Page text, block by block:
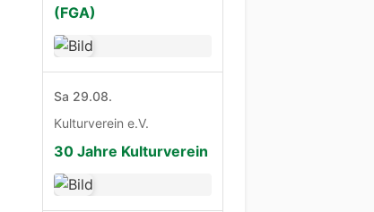
(FGA)
Sa 29.08.
Kulturverein e.V.
30 Jahre Kulturverein